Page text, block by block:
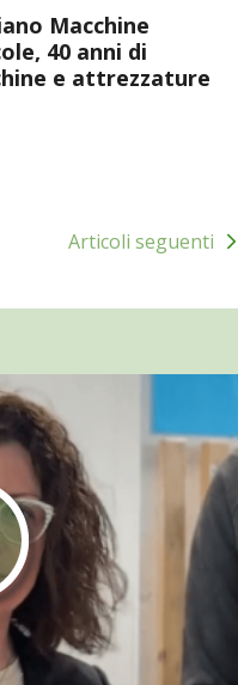
LA NATURA
Macchine
40 anni di
e attrezzature
Articoli seguenti